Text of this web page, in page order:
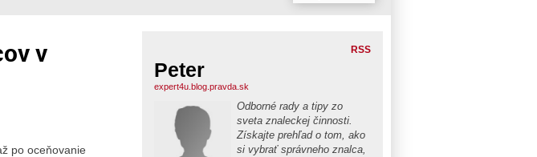
v
po oceňovanie
RSS
Peter
expert4u.blog.pravda.sk
Odborné rady a tipy zo
sveta znaleckej činnosti.
Získajte prehľad o tom, ako
si vybrať správneho znalca,